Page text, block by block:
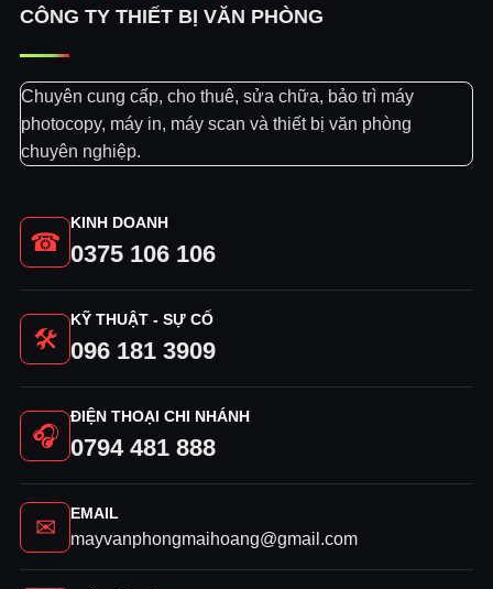
CÔNG TY THIẾT BỊ VĂN PHÒNG
Chuyên cung cấp, cho thuê, sửa chữa, bảo trì máy
photocopy, máy in, máy scan và thiết bị văn phòng
chuyên nghiệp.
☎
KINH DOANH
0375 106 106
🛠
KỸ THUẬT - SỰ CỐ
096 181 3909
🎧
ĐIỆN THOẠI CHI NHÁNH
0794 481 888
✉ EMAIL
mayvanphongmaihoang@gmail.com